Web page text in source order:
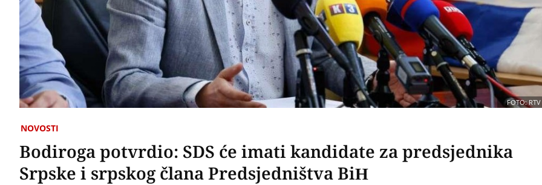
FOTO:
NOVOSTI
Bodiroga potvrdio: SDS će imati kandidate za predsjednika
Srpske i srpskog člana Predsjedništva BiH